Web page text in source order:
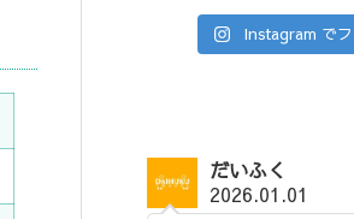
Instagram で
だいふく
2026.01.01